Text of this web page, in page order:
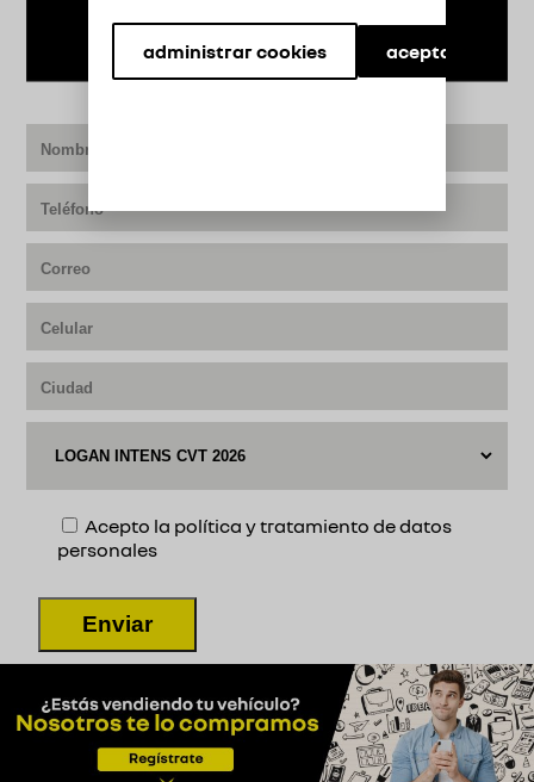
Acepto la política y tratamiento de datos
personales
administrar cookies aceptar cookies